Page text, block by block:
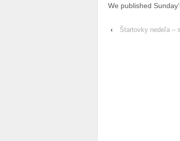
We published
‹ Štartovky nedeľa –